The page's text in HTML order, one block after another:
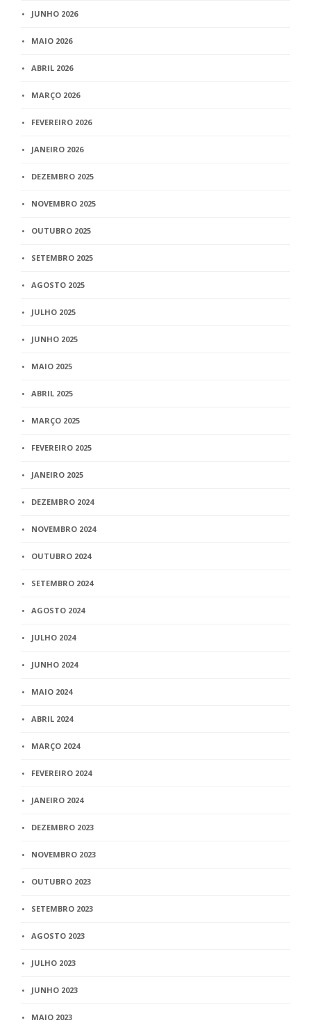
JUNHO 2026
MAIO 2026
ABRIL 2026
MARÇO 2026
FEVEREIRO 2026
JANEIRO 2026
DEZEMBRO 2025
NOVEMBRO 2025
OUTUBRO 2025
SETEMBRO 2025
AGOSTO 2025
JULHO 2025
JUNHO 2025
MAIO 2025
ABRIL 2025
MARÇO 2025
FEVEREIRO 2025
JANEIRO 2025
DEZEMBRO 2024
NOVEMBRO 2024
OUTUBRO 2024
SETEMBRO 2024
AGOSTO 2024
JULHO 2024
JUNHO 2024
MAIO 2024
ABRIL 2024
MARÇO 2024
FEVEREIRO 2024
JANEIRO 2024
DEZEMBRO 2023
NOVEMBRO 2023
OUTUBRO 2023
SETEMBRO 2023
AGOSTO 2023
JULHO 2023
JUNHO 2023
MAIO 2023